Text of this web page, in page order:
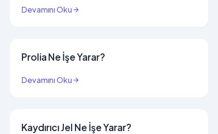
Devamını Oku
Prolia Ne İşe Yarar?
Devamını Oku
Kaydırıcı Jel Ne İşe Yarar?